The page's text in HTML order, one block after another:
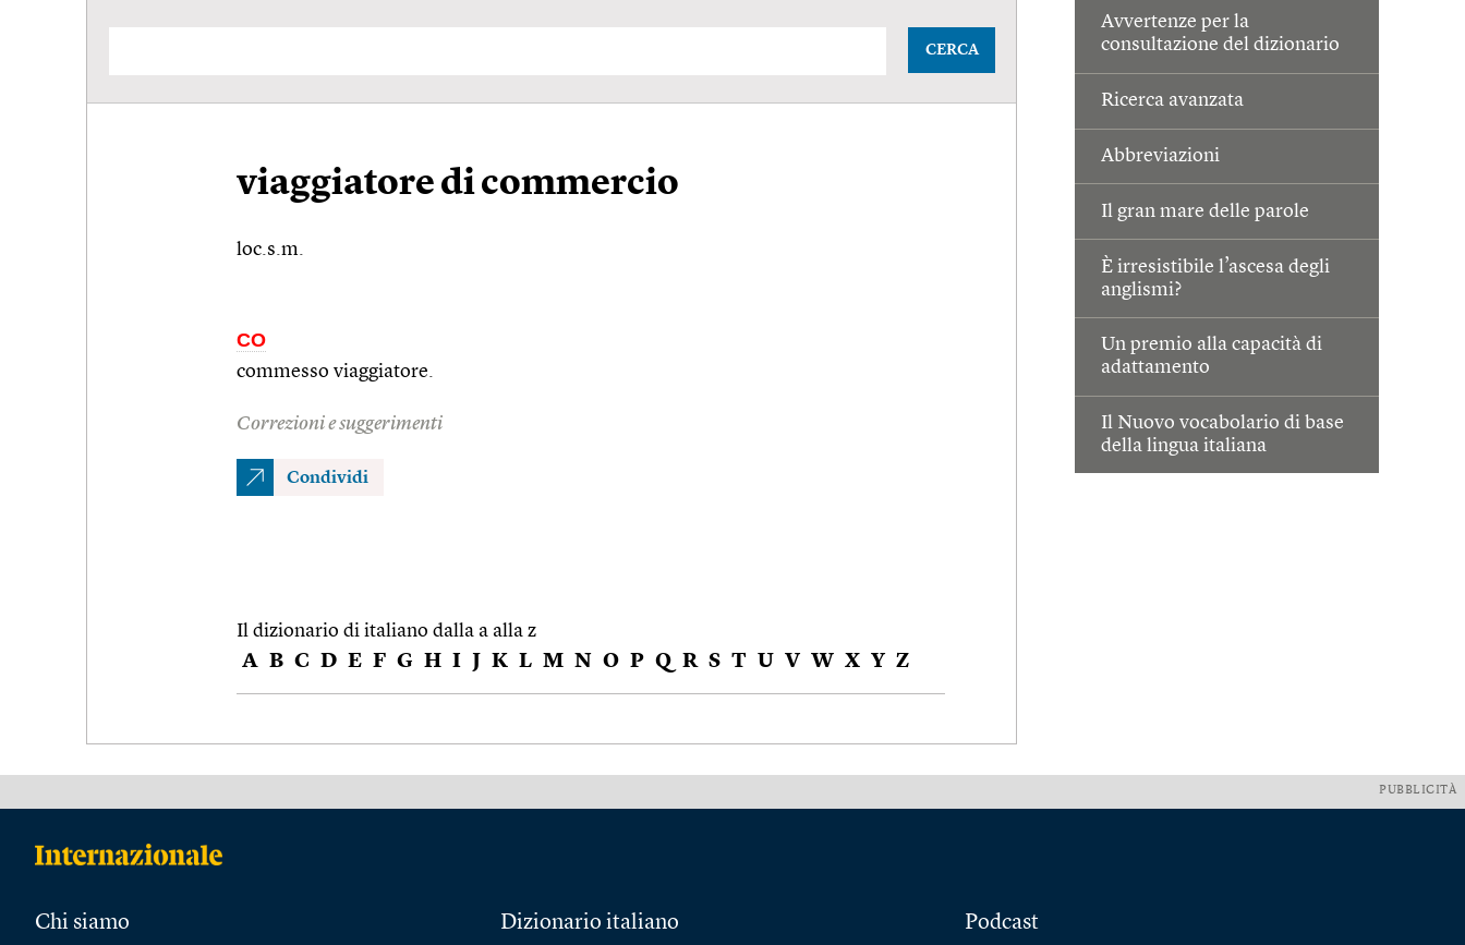
Avvertenze per la
consultazione del dizionario
Ricerca avanzata
Abbreviazioni
Il gran mare delle parole
È irresistibile l’ascesa degli
anglismi?
Un premio alla capacità di
adattamento
Il Nuovo vocabolario di base
della lingua italiana
CERCA
viaggiatore di commercio
loc.s.m.
CO
commesso viaggiatore.
Correzioni e suggerimenti
Condividi
Il dizionario di italiano dalla a alla z
A B C D E F G H I J K L M N O P Q R S T U V W X Y Z
PUBBLICITÀ
Chi siamo Dizionario italiano Podcast